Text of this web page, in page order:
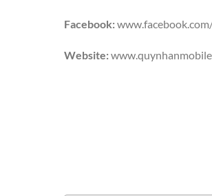
Facebook:
Website: